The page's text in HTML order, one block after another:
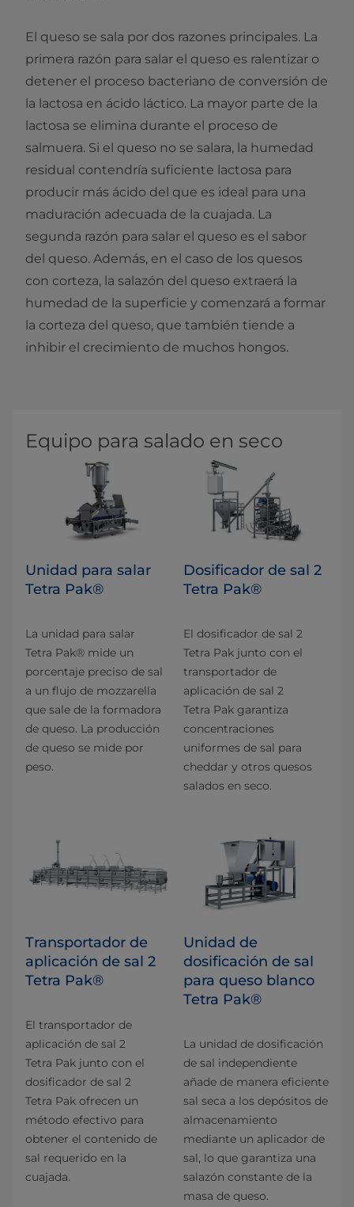
El queso se sala por dos razones principales. La
primera razón para salar el queso es ralentizar o
detener el proceso bacteriano de conversión de
la lactosa en ácido láctico. La mayor parte de la
lactosa se elimina durante el proceso de
salmuera. Si el queso no se salara, la humedad
residual contendría suficiente lactosa para
producir más ácido del que es ideal para una
maduración adecuada de la cuajada.​ La
segunda razón para salar el queso es el sabor
del queso. Además, en el caso de los quesos
con corteza, la salazón del queso extraerá la
humedad de la superficie y comenzará a formar
la corteza del queso, que también tiende a
inhibir el crecimiento de muchos hongos.​
Equipo para salado en seco
Unidad para salar
Tetra Pak®
La unidad para salar
Tetra Pak® mide un
porcentaje preciso de sal
a un flujo de mozzarella
que sale de la formadora
de queso. La producción
de queso se mide por
peso.
Dosificador de sal 2
Tetra Pak®
El dosificador de sal 2
Tetra Pak junto con el
transportador de
aplicación de sal 2
Tetra Pak garantiza
concentraciones
uniformes de sal para
cheddar y otros quesos
salados en seco.
Transportador de
aplicación de sal 2
Tetra Pak®
El transportador de
aplicación de sal 2
Tetra Pak junto con el
dosificador de sal 2
Tetra Pak ofrecen un
método efectivo para
obtener el contenido de
sal requerido en la
cuajada.
Unidad de
dosificación de sal
para queso blanco
Tetra Pak®
La unidad de dosificación
de sal independiente
añade de manera eficiente
sal seca a los depósitos de
almacenamiento
mediante un aplicador de
sal, lo que garantiza una
salazón constante de la
masa de queso.